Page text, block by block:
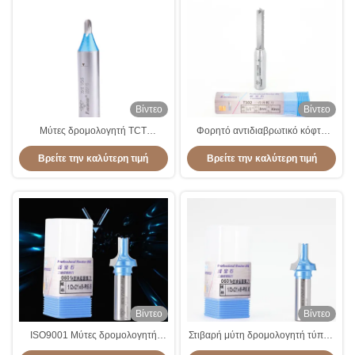
Βίντεο
Μύτες δρομολογητή TCT
πολλαπλών χρήσεων Straight
Cutter Αντισκωριακό Πρακτικό
Βρείτε την καλύτερη τιμή
Βίντεο
Φορητό αντιδιαβρωτικό κόφτη
δρομολογητή ευθείας μύτης TCT
συγκόλλησης
Βρείτε την καλύτερη τιμή
Βίντεο
ISO9001 Μύτες δρομολογητή
βυθισμένου καλουπιού Ανθεκτικές
Βίντεο
Στιβαρή μύτη δρομολογητή τύπου
A , δρομολογητής βυθιζόμενης